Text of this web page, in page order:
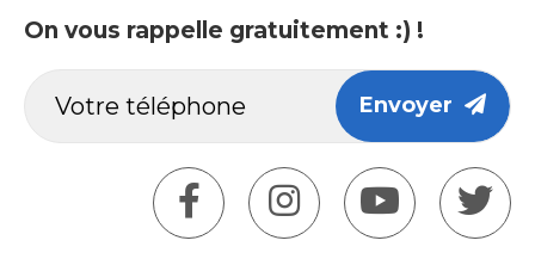
On vous rappelle gratuitement :) !
Envoyer